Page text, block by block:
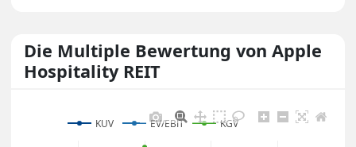
Die Multiple Bewertung von Apple
Hospitality REIT
KUV EV/EBIT KGV